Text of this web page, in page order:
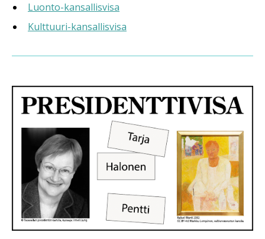
Luonto-kansallisvisa
Kulttuuri-kansallisvisa